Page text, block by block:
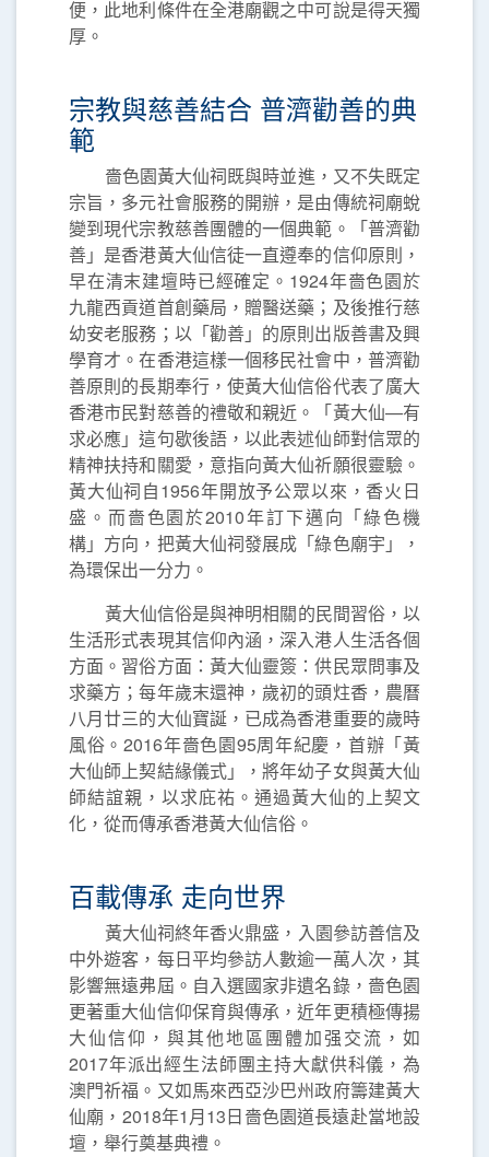
便，此地利條件在全港廟觀之中可說是得天獨
厚。
宗教與慈善結合 普濟勸善的典
範
嗇色園黃大仙祠既與時並進，又不失既定
宗旨，多元社會服務的開辦，是由傳統祠廟蛻
變到現代宗教慈善團體的一個典範。「普濟勸
善」是香港黃大仙信徒一直遵奉的信仰原則，
早在清末建壇時已經確定。1924年嗇色園於
九龍西貢道首創藥局，贈醫送藥；及後推行慈
幼安老服務；以「勸善」的原則出版善書及興
學育才。在香港這樣一個移民社會中，普濟勸
善原則的長期奉行，使黃大仙信俗代表了廣大
香港市民對慈善的禮敬和親近。「黃大仙—有
求必應」這句歇後語，以此表述仙師對信眾的
精神扶持和關愛，意指向黃大仙祈願很靈驗。
黃大仙祠自1956年開放予公眾以來，香火日
盛。而嗇色園於2010年訂下邁向「綠色機
構」方向，把黃大仙祠發展成「綠色廟宇」，
為環保出一分力。
黃大仙信俗是與神明相關的民間習俗，以
生活形式表現其信仰內涵，深入港人生活各個
方面。習俗方面：黃大仙靈簽：供民眾問事及
求藥方；每年歲末還神，歲初的頭炷香，農曆
八月廿三的大仙寶誕，已成為香港重要的歲時
風俗。2016年嗇色園95周年紀慶，首辦「黃
大仙師上契結緣儀式」，將年幼子女與黃大仙
師結誼親，以求庇祐。通過黃大仙的上契文
化，從而傳承香港黃大仙信俗。
百載傳承 走向世界
黃大仙祠終年香火鼎盛，入園參訪善信及
中外遊客，每日平均參訪人數逾一萬人次，其
影響無遠弗屆。自入選國家非遺名錄，嗇色園
更著重大仙信仰保育與傳承，近年更積極傳揚
大仙信仰，與其他地區團體加强交流，如
2017年派出經生法師團主持大獻供科儀，為
澳門祈福。又如馬來西亞沙巴州政府籌建黃大
仙廟，2018年1月13日嗇色園道長遠赴當地設
壇，舉行奠基典禮。